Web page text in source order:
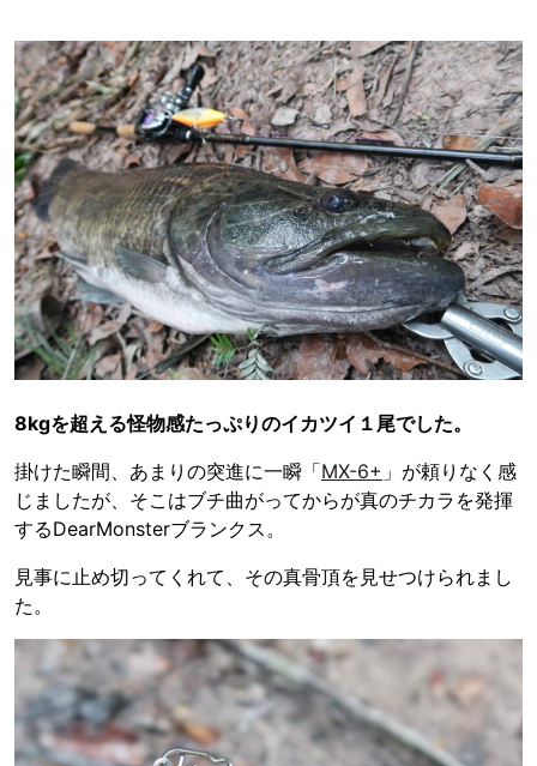
8kgを超える怪物感たっぷりのイカツイ１尾でした。
掛けた瞬間、あまりの突進に一瞬「MX-6+ 」が頼りなく感
じましたが、そこはブチ曲がってからが真のチカラを発揮
するDearMonsterブランクス。
見事に止め切ってくれて、その真骨頂を見せつけられまし
た。